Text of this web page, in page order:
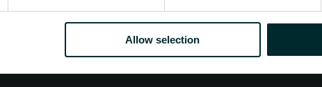
Allow selection